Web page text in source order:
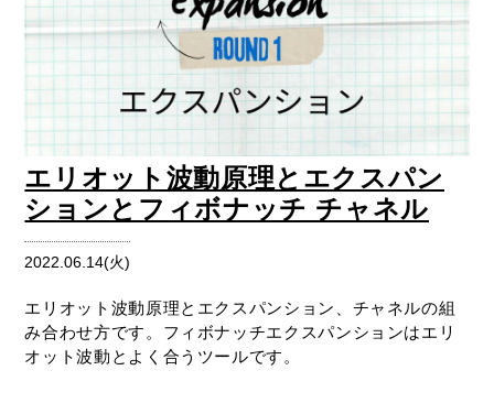
エリオット波動原理とエクスパン
ションとフィボナッチ チャネル
2022.06.14(火)
エリオット波動原理とエクスパンション、チャネルの組
み合わせ方です。フィボナッチエクスパンションはエリ
オット波動とよく合うツールです。